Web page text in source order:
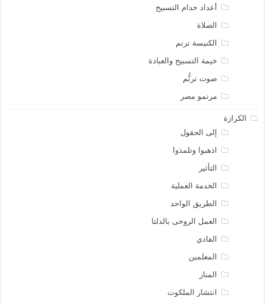
أعداد خدام التسبيح
الصلاة
الكنيسة ترنم
خيمة التسبيح والعبادة
صوت ترنُّم
مرنمو مصر
الكرازة
إلى الحقول
اذهبوا وتلمذوا
التأثير
الخدمة العملية
الطريق الواحد
العمل الروحى بالدلتا
الفادي
المعلمين
المنار
انتشار الملكوت